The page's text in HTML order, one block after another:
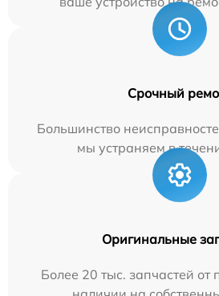
Срочный
Большинство
мы устраняем в
Оригинальные
Более 20 тыс. запчастей от